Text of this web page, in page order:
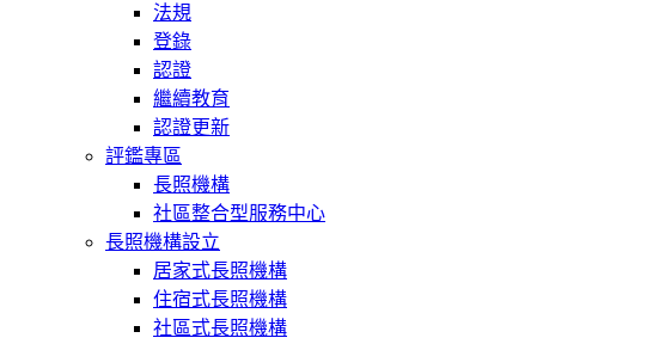
法規
登錄
認證
繼續教育
認證更新
評鑑專區
長照機構
社區整合型服務中心
長照機構設立
居家式長照機構
住宿式長照機構
社區式長照機構